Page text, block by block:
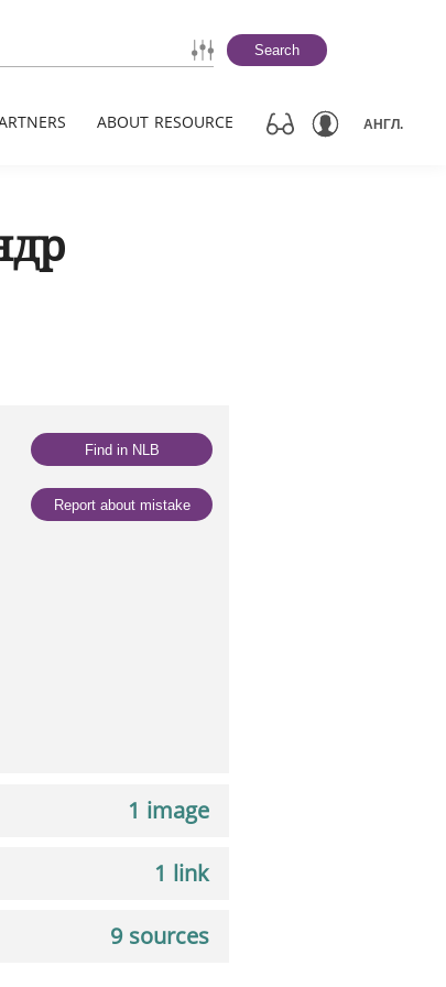
Search
ABOUT RESOURCE АНГЛ.
Find in NLB
Report about mistake
1 image
1 link
9 sources